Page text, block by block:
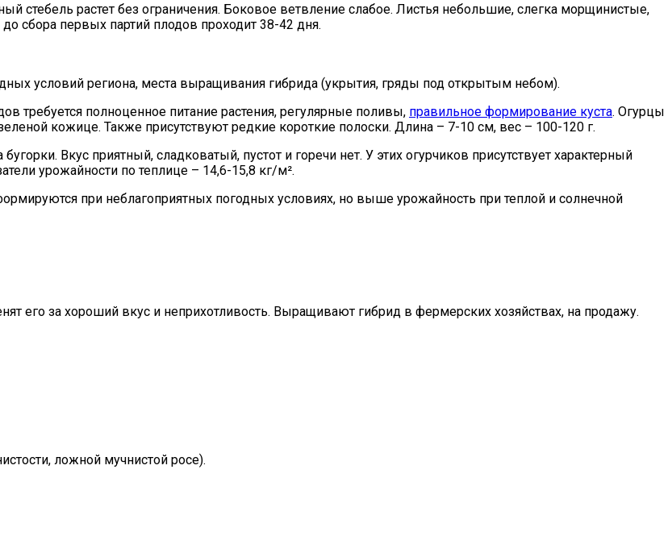
стебель растет без ограничения. Боковое ветвление слабое. Листья небольшие, слегка морщинистые,
сбора первых партий плодов проходит 38-42 дня.
условий региона, места выращивания гибрида (укрытия, гряды под открытым небом).
требуется полноценное питание растения, регулярные поливы, правильное формирование куста. Огурцы
кожице. Также присутствуют редкие короткие полоски. Длина – 7-10 см, вес – 100-120 г.
Вкус приятный, сладковатый, пустот и горечи нет. У этих огурчиков присутствует характерный
урожайности по теплице – 14,6-15,8 кг/м².
при неблагоприятных погодных условиях, но выше урожайность при теплой и солнечной
его за хороший вкус и неприхотливость. Выращивают гибрид в фермерских хозяйствах, на продажу.
ложной мучнистой росе).